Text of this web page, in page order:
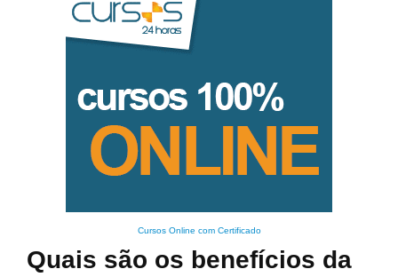
Cursos Online com Certificado
Quais são os benefícios da